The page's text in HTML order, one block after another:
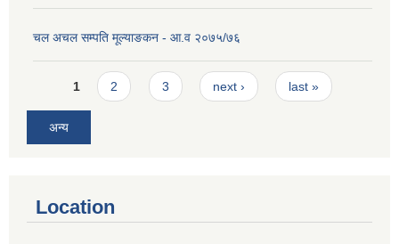
चल अचल सम्पति मूल्याङकन - आ.व २०७५/७६
Pages
1 2 3 next › last »
अन्य
Location